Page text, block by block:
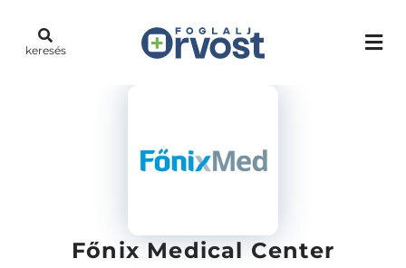
keresés
Főnix Medical Center